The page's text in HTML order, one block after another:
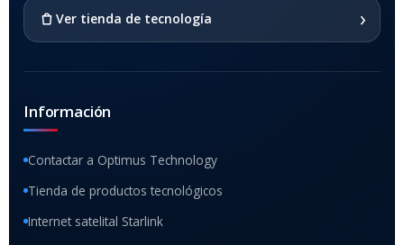
Ver tienda de tecnología ›
Información
Contactar a Optimus Technology
Tienda de productos tecnológicos
Internet satelital Starlink